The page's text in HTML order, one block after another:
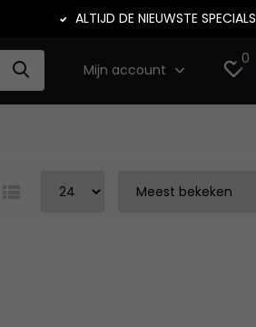
ALTIJD DE NIEUWSTE SPECIALS
Mijn account
0